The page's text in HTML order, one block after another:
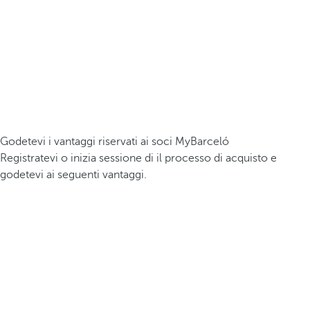
Godetevi i vantaggi riservati ai soci MyBarceló
Registratevi o inizia sessione di il processo di acquisto e
godetevi ai seguenti vantaggi.